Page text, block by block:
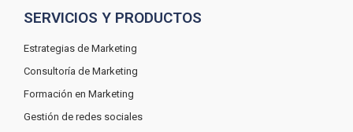
SERVICIOS Y PRODUCTOS
Estrategias de Marketing
Consultoría de Marketing
Formación en Marketing
Gestión de redes sociales